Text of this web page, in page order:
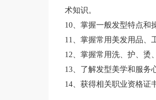
术知识。
10、掌握一般发型特点和
11、掌握常用美发用品、
12、掌握常用洗、护、烫
13、了解发型美学和服务
14、获得相关职业资格证